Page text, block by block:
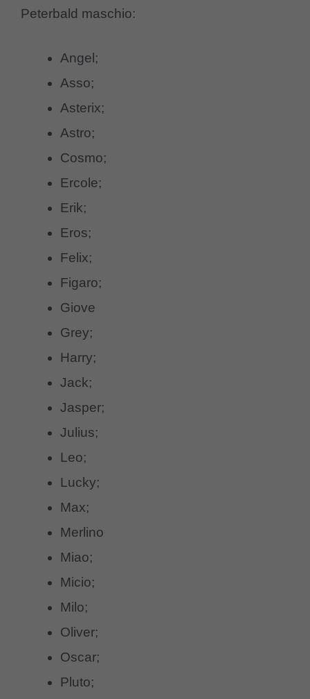
Peterbald maschio:
Angel;
Asso;
Asterix;
Astro;
Cosmo;
Ercole;
Erik;
Eros;
Felix;
Figaro;
Giove
Grey;
Harry;
Jack;
Jasper;
Julius;
Leo;
Lucky;
Max;
Merlino
Miao;
Micio;
Milo;
Oliver;
Oscar;
Pluto;